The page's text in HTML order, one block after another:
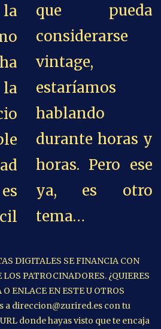
que pueda
considerarse
vintage,
estaríamos
hablando
durante horas y
horas. Pero ese
ya, es otro
tema…
DIGITALES SE FINANCIA CON
PATROCINADORES. ¿QUIERES
ENLACE EN ESTE U OTROS
a direccion@zurired.es con tu
donde hayas visto que te encaja